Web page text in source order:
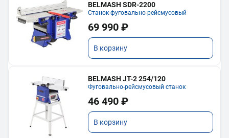
BELMASH SDR-2200
Станок фуговально-рейсмусовый
69 990 ₽
В корзину
BELMASH JT-2 254/120
Фуговально-рейсмусовый станок
46 490 ₽
В корзину